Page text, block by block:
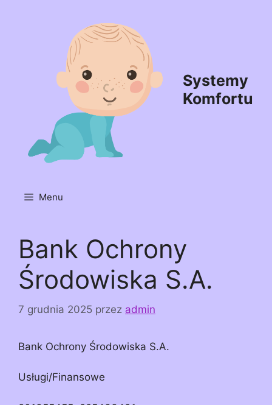
Systemy
Komfortu
Menu
Bank Ochrony
Środowiska S.A.
7 grudnia 2025 przez admin
Bank Ochrony Środowiska S.A.
Usługi/Finansowe